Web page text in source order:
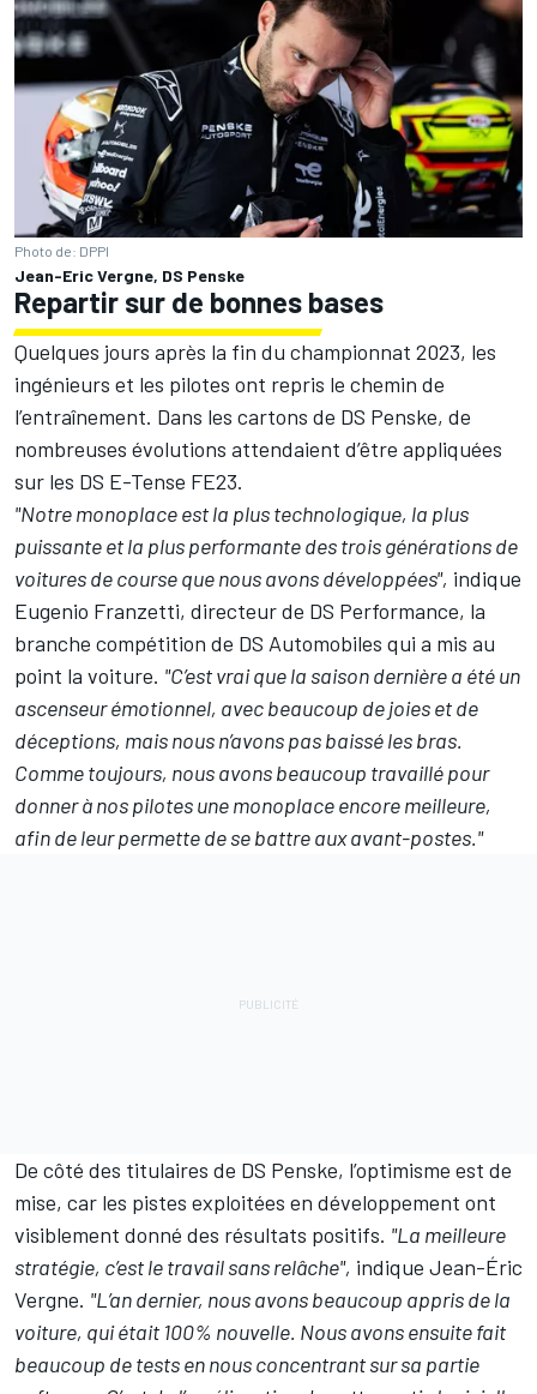
Photo de: DPPI
Jean-Eric Vergne, DS Penske
Repartir sur de bonnes bases
Quelques jours après la fin du championnat 2023, les
ingénieurs et les pilotes ont repris le chemin de
l’entraînement. Dans les cartons de DS Penske, de
nombreuses évolutions attendaient d’être appliquées
sur les DS E-Tense FE23.
"Notre monoplace est la plus technologique, la plus
puissante et la plus performante des trois générations de
voitures de course que nous avons développées", indique
Eugenio Franzetti, directeur de DS Performance, la
branche compétition de DS Automobiles qui a mis au
point la voiture. "C’est vrai que la saison dernière a été un
ascenseur émotionnel, avec beaucoup de joies et de
déceptions, mais nous n’avons pas baissé les bras.
Comme toujours, nous avons beaucoup travaillé pour
donner à nos pilotes une monoplace encore meilleure,
afin de leur permette de se battre aux avant-postes."
De côté des titulaires de DS Penske, l’optimisme est de
mise, car les pistes exploitées en développement ont
visiblement donné des résultats positifs. "La meilleure
stratégie, c’est le travail sans relâche", indique Jean-Éric
Vergne. "L’an dernier, nous avons beaucoup appris de la
voiture, qui était 100% nouvelle. Nous avons ensuite fait
beaucoup de tests en nous concentrant sur sa partie